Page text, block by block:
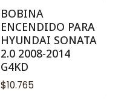
No disponible
BOBINA
ENCENDIDO PARA
HYUNDAI SONATA
2.0 2008-2014
G4KD
$10.765